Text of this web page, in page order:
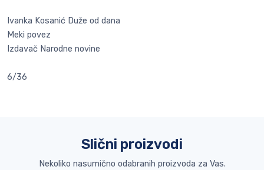
Ivanka Kosanić Duže od dana
Meki povez
Izdavač Narodne novine
6/36
Slični proizvodi
Nekoliko nasumično odabranih proizvoda za Vas.